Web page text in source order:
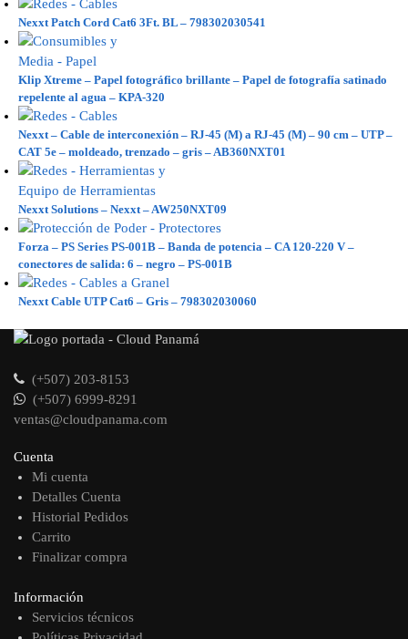
Nexxt Patch Cord Cat6 3Ft. BL – 798302030541
Klip Xtreme – Papel fotográfico brillante – Papel de fotografía satinado
repelente al agua – KPA-320
Nexxt – Cable de interconexión – RJ-45 (M) a RJ-45 (M) – 90 cm – UTP –
CAT 5e – moldeado, trenzado – gris – AB360NXT01
Nexxt Solutions – Nexxt – AW250NXT09
Forza – PS Series PS-001B – Banda de potencia – CA 120-220 V –
conectores de salida: 6 – negro – PS-001B
Nexxt Cable UTP Cat6 – Gris – 798302030060
(+507) 203-8153
(+507) 6999-8291
ventas@cloudpanama.com
Cuenta
Mi cuenta
Detalles Cuenta
Historial Pedidos
Carrito
Finalizar compra
Información
Servicios técnicos